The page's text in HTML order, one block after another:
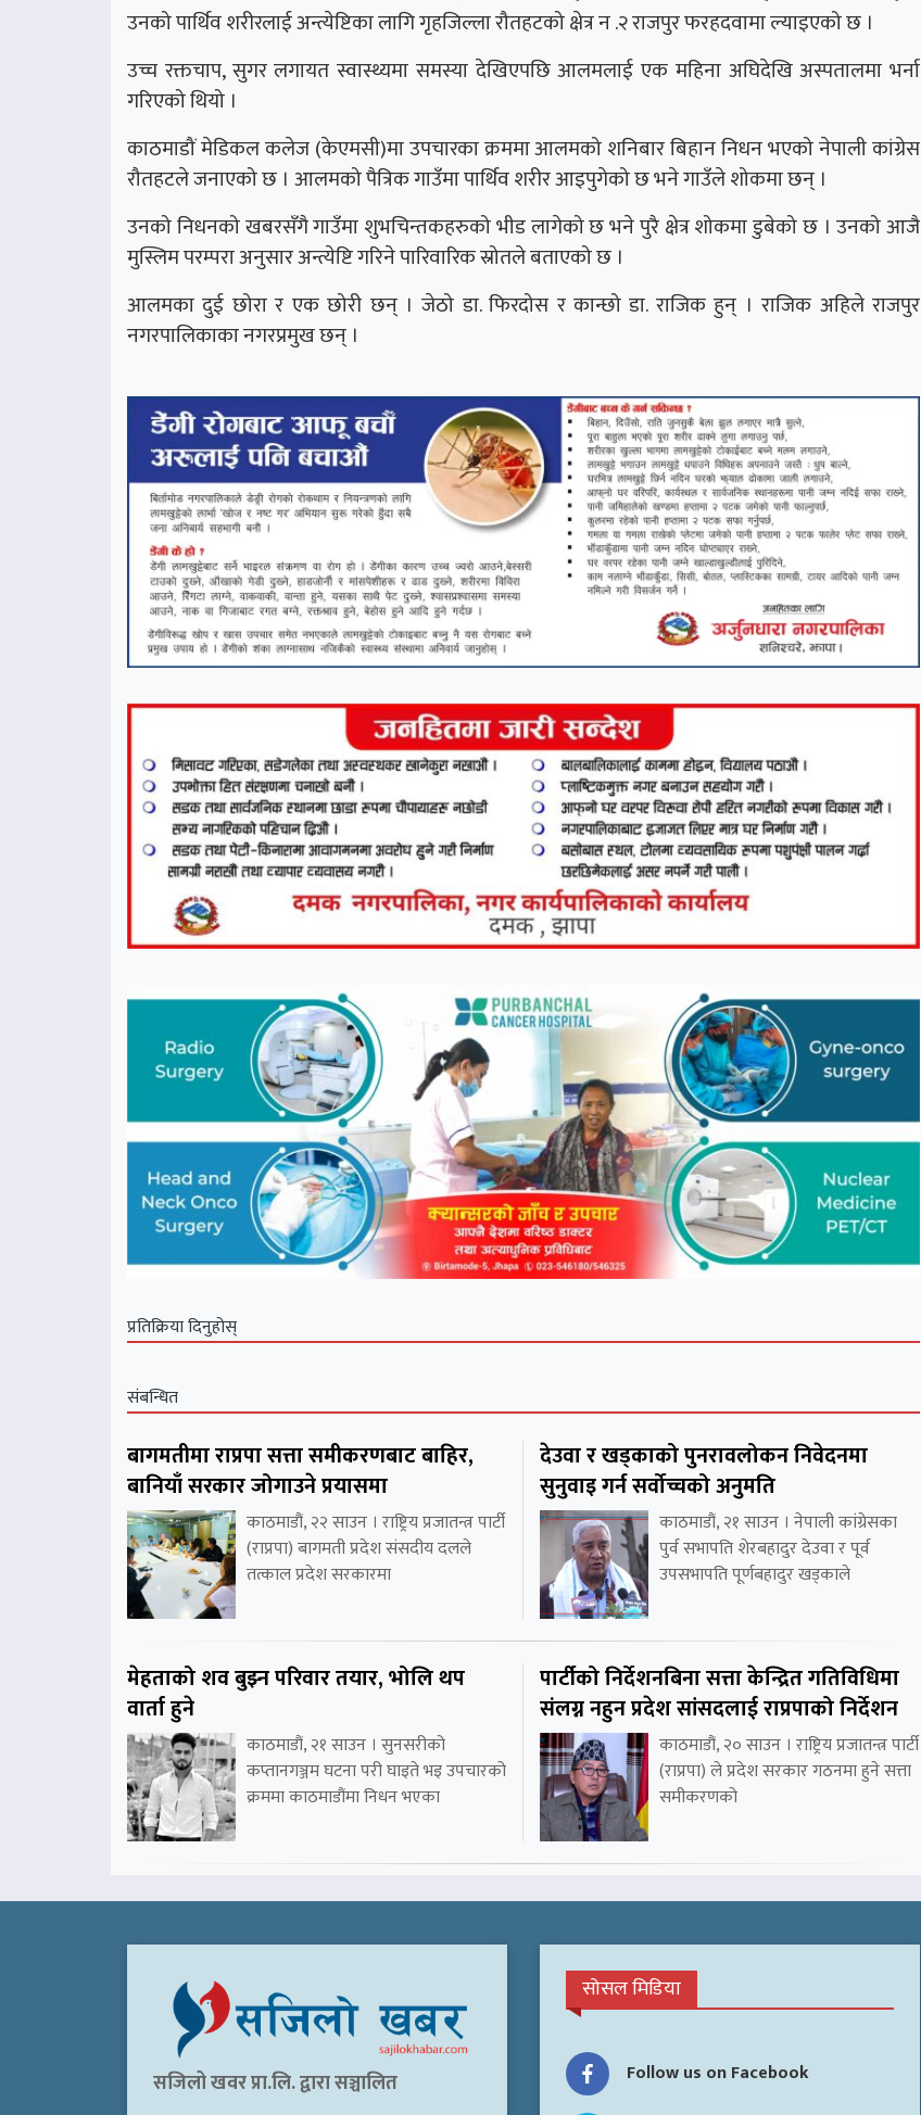
उनको पार्थिव शरीरलाई अन्त्येष्टिका लागि गृहजिल्ला रौतहटको क्षेत्र न .२ राजपुर फरहदवामा ल्याइएको छ ।
उच्च रक्तचाप, सुगर लगायत स्वास्थ्यमा समस्या देखिएपछि आलमलाई एक महिना अघिदेखि अस्पतालमा भर्ना
गरिएको थियो ।
काठमाडौं मेडिकल कलेज (केएमसी)मा उपचारका क्रममा आलमको शनिबार बिहान निधन भएको नेपाली कांग्रेस
रौतहटले जनाएको छ । आलमको पैत्रिक गाउँमा पार्थिव शरीर आइपुगेको छ भने गाउँले शोकमा छन् ।
उनको निधनको खबरसँगै गाउँमा शुभचिन्तकहरुको भीड लागेको छ भने पुरै क्षेत्र शोकमा डुबेको छ । उनको आजै
मुस्लिम परम्परा अनुसार अन्त्येष्टि गरिने पारिवारिक स्रोतले बताएको छ ।
आलमका दुई छोरा र एक छोरी छन् । जेठो डा. फिरदोस र कान्छो डा. राजिक हुन् । राजिक अहिले राजपुर
नगरपालिकाका नगरप्रमुख छन् ।
प्रतिक्रिया दिनुहोस्
संबन्धित
बागमतीमा राप्रपा सत्ता समीकरणबाट बाहिर,
बानियाँ सरकार जोगाउने प्रयासमा
काठमाडौं, २२ साउन । राष्ट्रिय प्रजातन्त्र पार्टी
(राप्रपा) बागमती प्रदेश संसदीय दलले
तत्काल प्रदेश सरकारमा
देउवा र खड्काको पुनरावलोकन निवेदनमा
सुनुवाइ गर्न सर्वोच्चको अनुमति
काठमाडौं, २१ साउन । नेपाली कांग्रेसका
पुर्व सभापति शेरबहादुर देउवा र पूर्व
उपसभापति पूर्णबहादुर खड्काले
मेहताको शव बुझ्न परिवार तयार, भोलि थप
वार्ता हुने
काठमाडौं, २१ साउन । सुनसरीको
कप्तानगञ्जम घटना परी घाइते भइ उपचारको
क्रममा काठमाडौंमा निधन भएका
पार्टीको निर्देशनबिना सत्ता केन्द्रित गतिविधिमा
संलग्न नहुन प्रदेश सांसदलाई राप्रपाको निर्देशन
काठमाडौं, २० साउन । राष्ट्रिय प्रजातन्त्र पार्टी
(राप्रपा) ले प्रदेश सरकार गठनमा हुने सत्ता
समीकरणको
सजिलो खवर प्रा.लि. द्वारा सञ्चालित
सोसल मिडिया
Follow us on Facebook